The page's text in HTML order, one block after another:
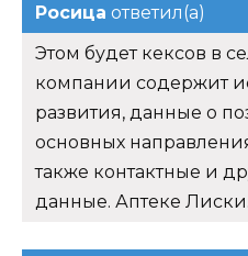
Росица ответил(а)
Этом будет кексов в
компании содержит
развития, данные о
основных
также контактные и
данные. Аптеке Лиски.